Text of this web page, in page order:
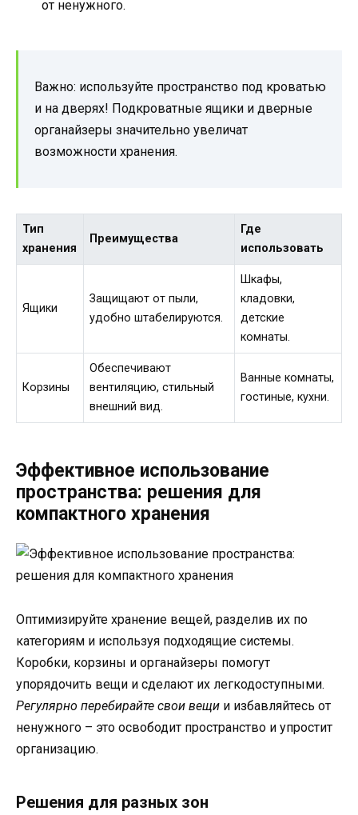
от ненужного.
Важно: используйте пространство под кроватью
и на дверях! Подкроватные ящики и дверные
органайзеры значительно увеличат
возможности хранения.
Тип
хранения
Преимущества
Где
использовать
Ящики
Защищают от пыли,
удобно штабелируются.
Шкафы,
кладовки,
детские
комнаты.
Корзины
Обеспечивают
вентиляцию, стильный
внешний вид.
Ванные комнаты,
гостиные, кухни.
Эффективное использование
пространства: решения для
компактного хранения
Оптимизируйте хранение вещей, разделив их по
категориям и используя подходящие системы.
Коробки, корзины и органайзеры помогут
упорядочить вещи и сделают их легкодоступными.
Регулярно перебирайте свои вещи и избавляйтесь от
ненужного – это освободит пространство и упростит
организацию.
Решения для разных зон